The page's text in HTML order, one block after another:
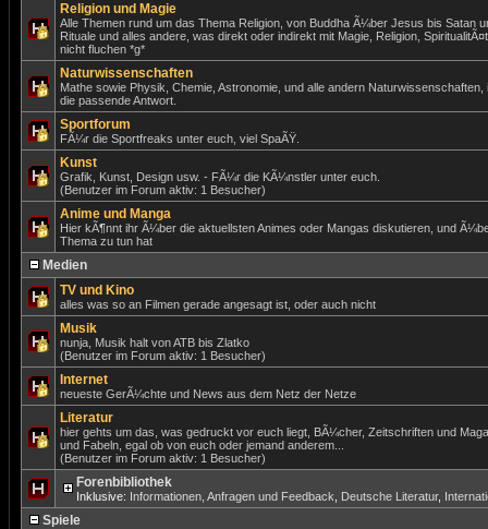
Religion und Magie
Alle Themen rund um das Thema Religion, von Buddha Ã¼ber Jesus bis Satan
Rituale und alles andere, was direkt oder indirekt mit Magie, Religion,
nicht fluchen *g*
Naturwissenschaften
Mathe sowie Physik, Chemie, Astronomie, und alle andern
die passende Antwort.
Sportforum
FÃ¼r die Sportfreaks unter euch, viel SpaÃŸ.
Kunst
Grafik, Kunst, Design usw. - FÃ¼r die KÃ¼nstler unter euch.
(Benutzer im Forum aktiv: 1 Besucher)
Anime und Manga
Hier kÃ¶nnt ihr Ã¼ber die aktuellsten Animes oder Mangas diskutieren, und
Thema zu tun hat
Medien
TV und Kino
alles was so an Filmen gerade angesagt ist, oder auch nicht
Musik
nunja, Musik halt von ATB bis Zlatko
(Benutzer im Forum aktiv: 1 Besucher)
Internet
neueste GerÃ¼chte und News aus dem Netz der Netze
Literatur
hier gehts um das, was gedruckt vor euch liegt, BÃ¼cher, Zeitschriften und
und Fabeln, egal ob von euch oder jemand anderem...
(Benutzer im Forum aktiv: 1 Besucher)
Forenbibliothek
Inklusive: Informationen, Anfragen und Feedback Deutsche Literatur,
Spiele